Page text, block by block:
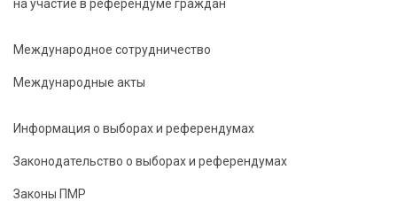
на участие в референдуме граждан
Международное сотрудничество
Международные акты
Информация о выборах и референдумах
Законодательство о выборах и референдумах
Законы ПМР